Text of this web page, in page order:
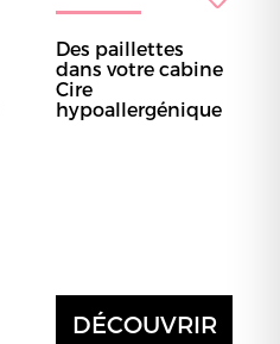
Des paillettes
dans votre cabine
Cire
hypoallergénique
DÉCOUVRIR